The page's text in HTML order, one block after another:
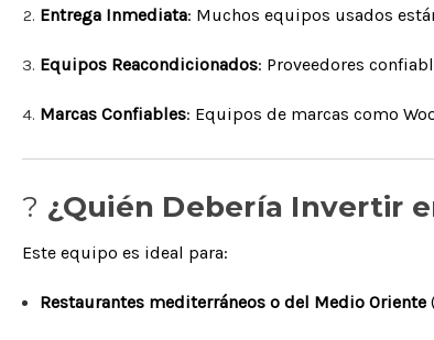
Entrega Inmediata: Muchos equipos usados
Equipos Reacondicionados: Proveedores
Marcas Confiables: Equipos de marcas como
? ¿Quién Debería Invertir
Este equipo es ideal para:
Restaurantes mediterráneos o del Medio Oriente